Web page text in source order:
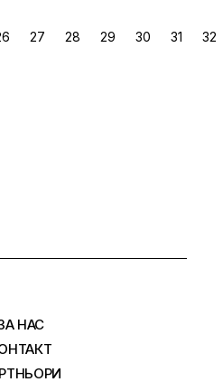
27 28 29 30 31 32
НАС